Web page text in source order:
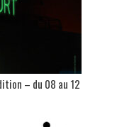
– du 08 au 12